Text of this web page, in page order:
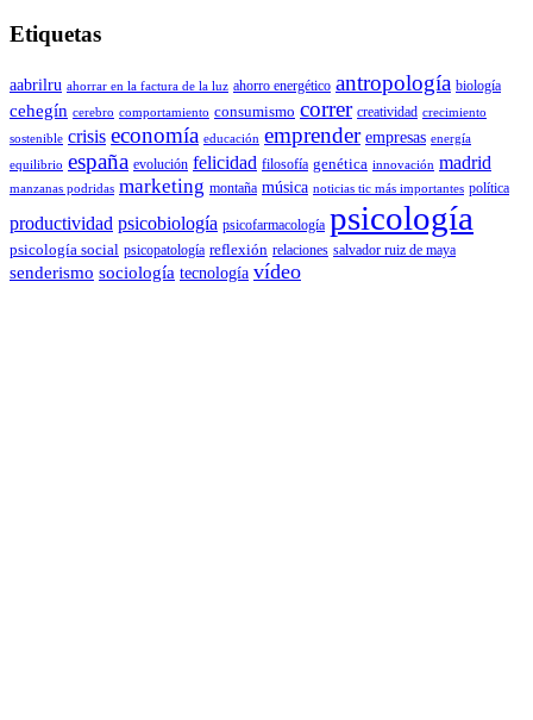
Etiquetas
aabrilru ahorrar en la factura de la luz ahorro energético antropología biología
cehegín cerebro comportamiento consumismo correr creatividad crecimiento
sostenible crisis economía educación emprender empresas energía
equilibrio españa evolución felicidad filosofía genética innovación madrid
manzanas podridas marketing montaña música noticias tic más importantes política
productividad psicobiología psicofarmacología psicología
psicología social psicopatología reflexión relaciones salvador ruiz de maya
senderismo sociología tecnología vídeo